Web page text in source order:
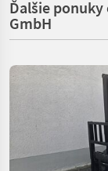
Ďalšie ponuky
GmbH